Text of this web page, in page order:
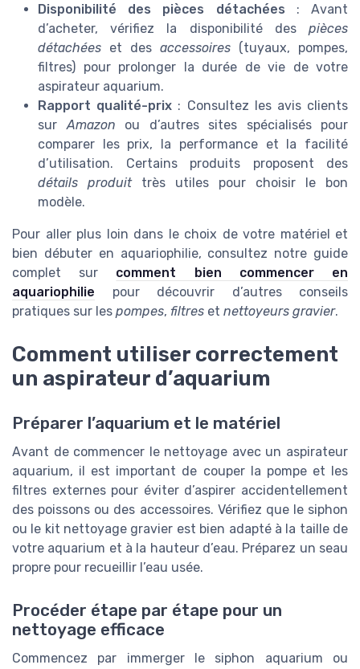
Disponibilité des pièces détachées : Avant
d’acheter, vérifiez la disponibilité des pièces
détachées et des accessoires (tuyaux, pompes,
filtres) pour prolonger la durée de vie de votre
aspirateur aquarium.
Rapport qualité-prix : Consultez les avis clients
sur Amazon ou d’autres sites spécialisés pour
comparer les prix, la performance et la facilité
d’utilisation. Certains produits proposent des
détails produittrès utiles pour choisir le bon
modèle.
Pour aller plus loin dans le choix de votre matériel et
bien débuter en aquariophilie, consultez notre guide
complet sur comment bien commencer en
aquariophilie pour découvrir d’autres conseils
pratiques sur les pompes, filtres et nettoyeurs gravier.
Comment utiliser correctement
un aspirateur d’aquarium
Préparer l’aquarium et le matériel
Avant de commencer le nettoyage avec un aspirateur
aquarium, il est important de couper la pompe et les
filtres externes pour éviter d’aspirer accidentellement
des poissons ou des accessoires. Vérifiez que le siphon
ou le kit nettoyage gravier est bien adapté à la taille de
votre aquarium et à la hauteur d’eau. Préparez un seau
propre pour recueillir l’eau usée.
Procéder étape par étape pour un
nettoyage efficace
Commencez par immerger le siphon aquarium ou